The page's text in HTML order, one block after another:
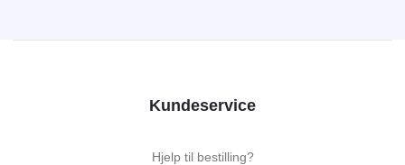
Kundeservice
Hjelp til bestilling?